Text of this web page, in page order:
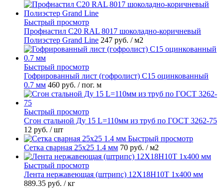
Быстрый просмотр
Профнастил С20 RAL 8017 шоколадно-коричневый
Полиэстер Grand Line 247 руб. / м2
Быстрый просмотр
Гофрированный лист (гофролист) С15 оцинкованный
0.7 мм 460 руб. / пог. м
Быстрый просмотр
Сгон стальной Ду 15 L=110мм из труб по ГОСТ 3262-75
12 руб. / шт
Быстрый просмотр
Сетка сварная 25х25 1.4 мм 70 руб. / м2
Быстрый просмотр
Лента нержавеющая (штрипс) 12Х18Н10Т 1х400 мм
889.35 руб. / кг